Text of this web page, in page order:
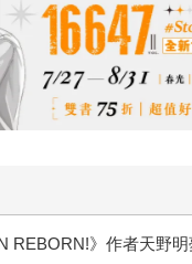
REBORN!》作者天野